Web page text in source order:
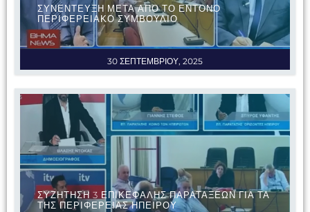
30 ΣΕΠΤΕΜΒΡΙΟΥ, 2025
ΣΥΝΕΝΤΕΥΞΗ ΜΕΤΑ ΑΠΟ ΤΟ ΕΝΤΟΝΟ
ΠΕΡΙΦΕΡΕΙΑΚΟ ΣΥΜΒΟΥΛΙΟ
ΣΥΖΗΤΗΣΗ 3 ΕΠΙΚΕΦΑΛΗΣ ΠΑΡΑΤΑΞΕΩΝ ΓΙΑ ΤΑ
ΤΗΣ ΠΕΡΙΦΕΡΕΙΑΣ ΗΠΕΙΡΟΥ